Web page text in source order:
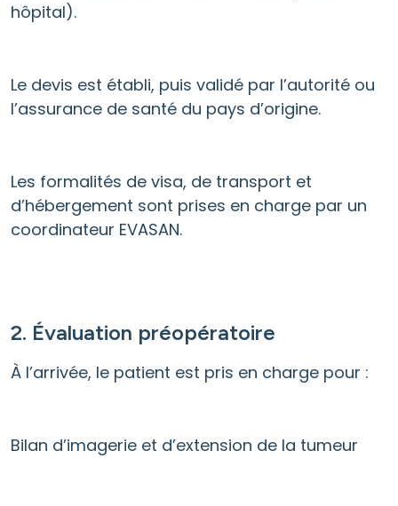
hôpital).
Le devis est établi, puis validé par l’autorité ou
l’assurance de santé du pays d’origine.
Les formalités de visa, de transport et
d’hébergement sont prises en charge par un
coordinateur EVASAN.
2. Évaluation préopératoire
À l’arrivée, le patient est pris en charge pour :
Bilan d’imagerie et d’extension de la tumeur